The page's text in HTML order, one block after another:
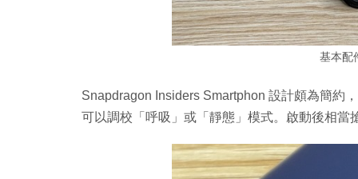
基本配
Snapdragon Insiders Smartphon 設計頗為簡約
可以調校「呼吸」或「靜態」模式。啟動後相當